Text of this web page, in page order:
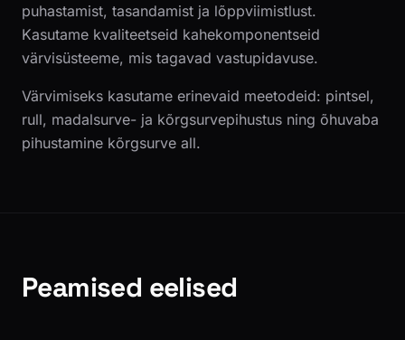
puhastamist, tasandamist ja lõppviimistlust.
Kasutame kvaliteetseid kahekomponentseid
värvisüsteeme, mis tagavad vastupidavuse.
Värvimiseks kasutame erinevaid meetodeid: pintsel,
rull, madalsurve- ja kõrgsurvepihustus ning õhuvaba
pihustamine kõrgsurve all.
Peamised eelised